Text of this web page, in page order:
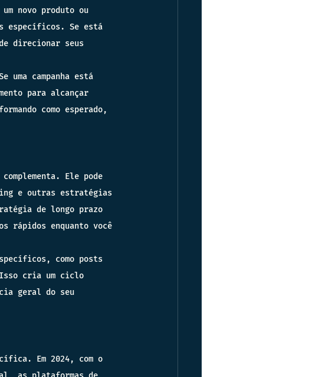
novo produto ou
específicos. Se está
direcionar seus
uma campanha está
para alcançar
como esperado,
Ele pode
e outras estratégias
de longo prazo
rápidos enquanto você
como posts
cria um ciclo
geral do seu
Em 2024, com o